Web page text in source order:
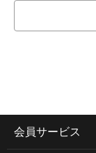
会員サービス